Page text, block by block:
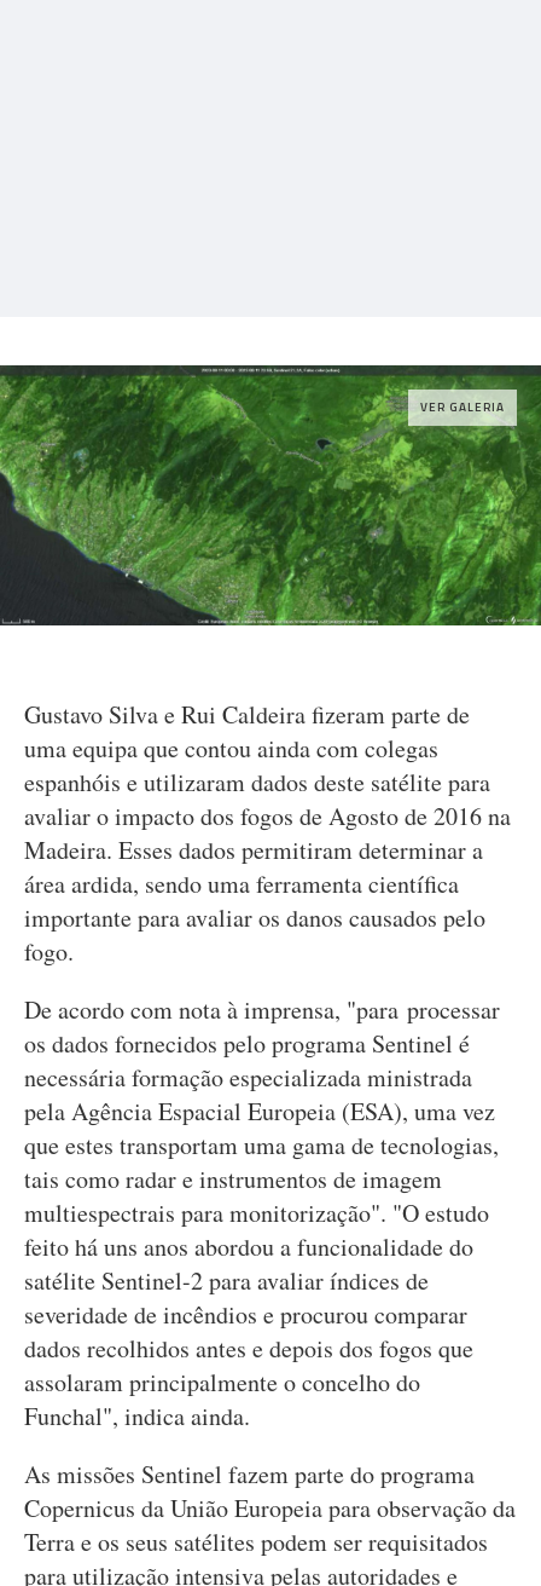
VER GALERIA
Gustavo Silva e Rui Caldeira fizeram parte de
uma equipa que contou ainda com colegas
espanhóis e utilizaram dados deste satélite para
avaliar o impacto dos fogos de Agosto de 2016 na
Madeira. Esses dados permitiram determinar a
área ardida, sendo uma ferramenta científica
importante para avaliar os danos causados pelo
fogo.
De acordo com nota à imprensa, "para processar
os dados fornecidos pelo programa Sentinel é
necessária formação especializada ministrada
pela Agência Espacial Europeia (ESA), uma vez
que estes transportam uma gama de tecnologias,
tais como radar e instrumentos de imagem
multiespectrais para monitorização". "O estudo
feito há uns anos abordou a funcionalidade do
satélite Sentinel-2 para avaliar índices de
severidade de incêndios e procurou comparar
dados recolhidos antes e depois dos fogos que
assolaram principalmente o concelho do
Funchal", indica ainda.
As missões Sentinel fazem parte do programa
Copernicus da União Europeia para observação da
Terra e os seus satélites podem ser requisitados
para utilização intensiva pelas autoridades e